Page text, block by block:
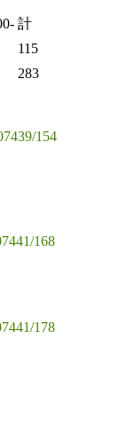
計
115
283
154
168
178